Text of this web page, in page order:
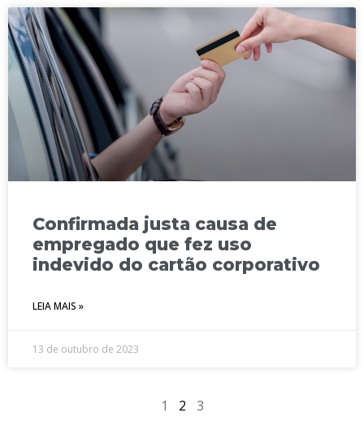
Confirmada justa causa de
empregado que fez uso
indevido do cartão corporativo
LEIA MAIS »
13 de outubro de 2023
1 2 3